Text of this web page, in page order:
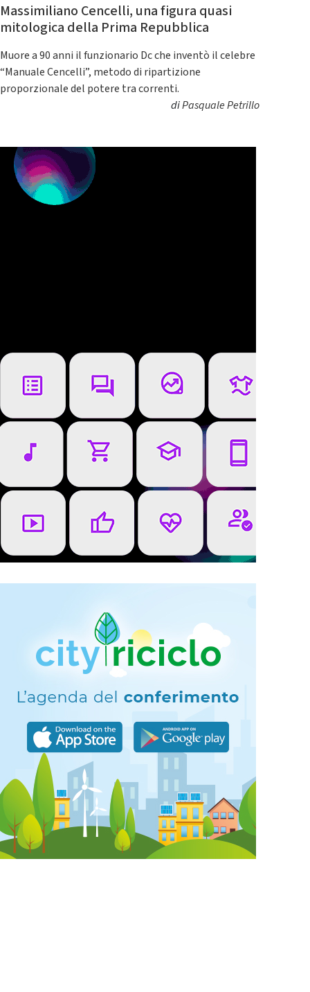
Massimiliano Cencelli, una figura quasi
mitologica della Prima Repubblica
Muore a 90 anni il funzionario Dc che inventò il celebre
“Manuale Cencelli”, metodo di ripartizione
proporzionale del potere tra correnti.
diPasquale Petrillo